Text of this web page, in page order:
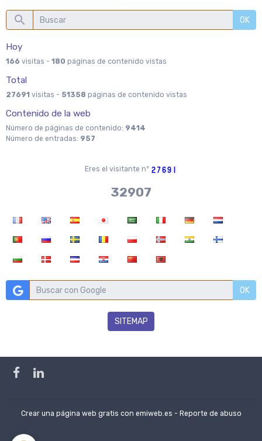
OK
Hoy
166 visitas - 180 páginas de contenido vistas
Total
27691 visitas - 51358 páginas de contenido vistas
Contenido de la web
Número de páginas de contenido: 9414
Número de entradas: 957
Eres el visitante nº
36704
OK
SITEMAP
Crear una página web gratis con emiweb.es - Reporte de abuso